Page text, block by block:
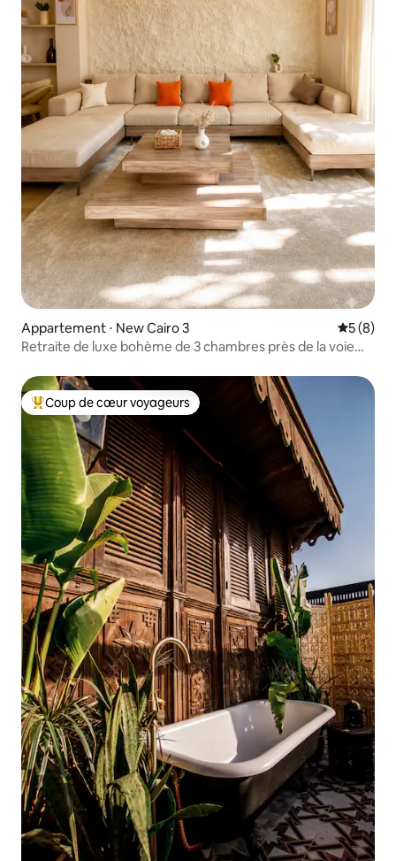
Appartement ⋅ New Cairo 3
5 (8)
Retraite de luxe bohème de 3 chambres près de la voie
Coups de cœur voyageurs les plus appréciés
Coup de cœur voyageurs